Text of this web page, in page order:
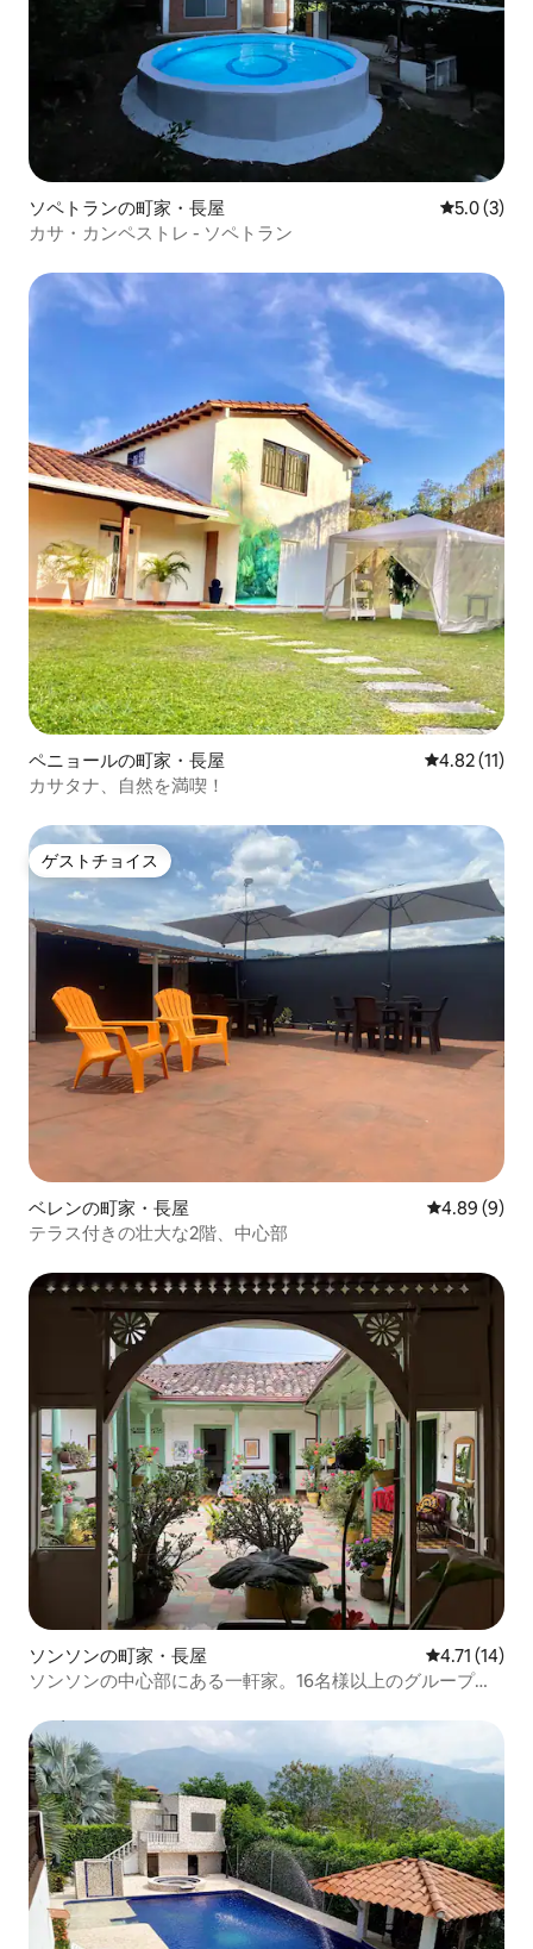
ソペトランの町家・長屋 レビュー3
5.0 (3)
カサ・カンペストレ - ソペトラン
ペニョールの町家・長屋 レビュー11
4.82 (11)
カサタナ、自然を満喫！
ゲストチョイス
ゲストチョイス
ベレンの町家・長屋 レビュー9件
4.89 (9)
テラス付きの壮大な2階、中心部
ソンソンの町家・長屋 レビュー14
4.71 (14)
ソンソンの中心部にある一軒家。16名様以上のグループに